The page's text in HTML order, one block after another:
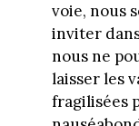
voie, nous
inviter
nous ne
laisser les
fragilisées